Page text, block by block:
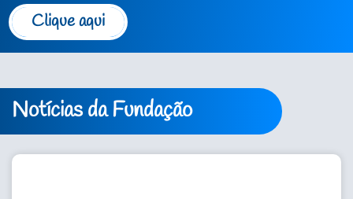
Clique aqui
Notícias da Fundação